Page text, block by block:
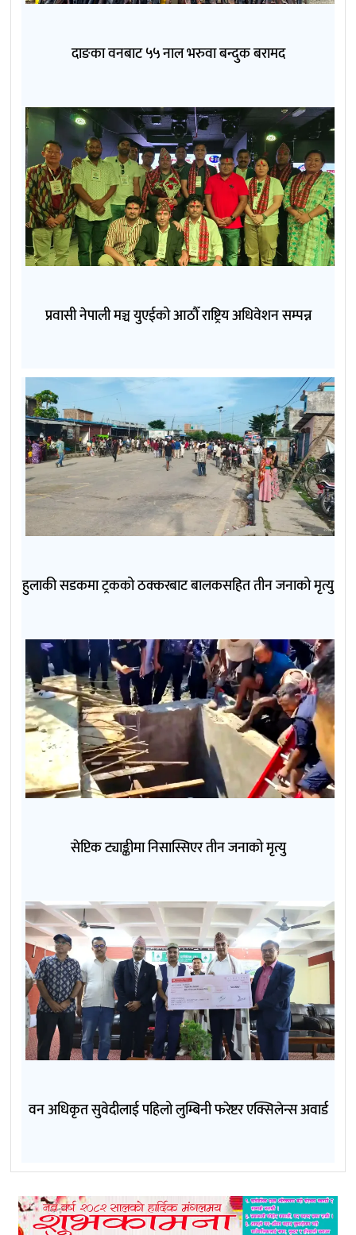
दाङका वनबाट ५५ नाल भरुवा बन्दुक बरामद
प्रवासी नेपाली मञ्च युएईको आठौँ राष्ट्रिय अधिवेशन सम्पन्न
हुलाकी सडकमा ट्रकको ठक्करबाट बालकसहित तीन जनाको मृत्यु
सेप्टिक ट्याङ्कीमा निसास्सिएर तीन जनाको मृत्यु
वन अधिकृत सुवेदीलाई पहिलो लुम्बिनी फरेष्टर एक्सिलेन्स अवार्ड